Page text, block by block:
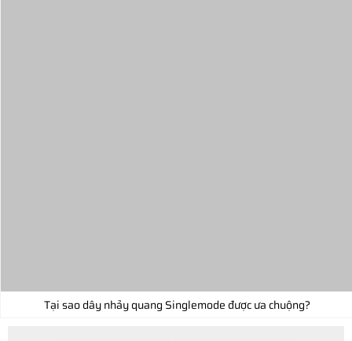
Tại sao dây nhảy quang Singlemode được ưa chuộng?